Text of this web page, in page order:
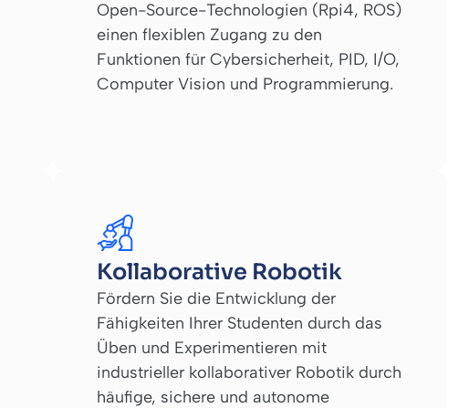
Open-Source-Technologien (Rpi4, ROS)
einen flexiblen Zugang zu den
Funktionen für Cybersicherheit, PID, I/O,
Computer Vision und Programmierung.
Kollaborative Robotik
Fördern Sie die Entwicklung der
Fähigkeiten Ihrer Studenten durch das
Üben und Experimentieren mit
industrieller kollaborativer Robotik durch
häufige, sichere und autonome